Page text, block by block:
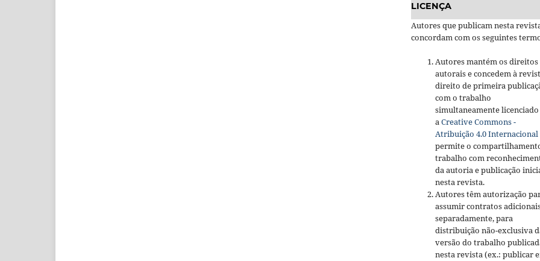
LICENÇA
Autores que publicam nesta
concordam com os seguintes
Autores mantém os direitos
autorais e concedem à
direito de primeira
com o trabalho
simultaneamente
aCreative Commons -
Atribuição 4.0 Internacional
permite o
trabalho com
da autoria e publicação
nesta revista.
Autores têm autorização
assumir contratos
separadamente, para
distribuição não-exclusiva
versão do trabalho
nesta revista (ex.: publicar